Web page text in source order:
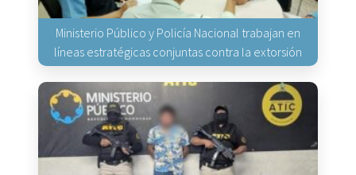
Ministerio Público y Policía Nacional trabajan en
líneas estratégicas conjuntas contra la extorsión